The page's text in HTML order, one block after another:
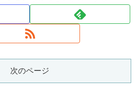
次のページ